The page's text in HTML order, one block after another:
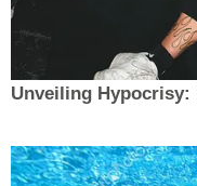
Unveiling Hypocrisy: